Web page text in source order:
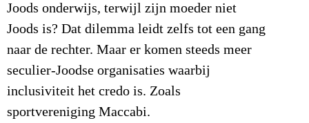
Joods onderwijs, terwijl zijn moeder niet
Joods is? Dat dilemma leidt zelfs tot een gang
naar de rechter. Maar er komen steeds meer
seculier-Joodse organisaties waarbij
inclusiviteit het credo is. Zoals
sportvereniging Maccabi.